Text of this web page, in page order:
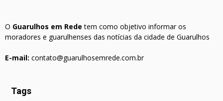
O Guarulhos em Rede tem como objetivo informar os
moradores e guarulhenses das notícias da cidade de Guarulhos
E-mail: contato@guarulhosemrede.com.br
Tags